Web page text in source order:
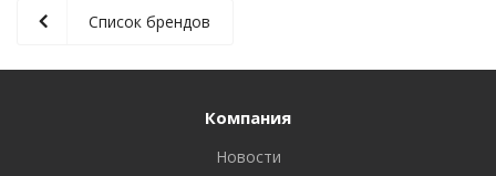
Список брендов
Компания
Новости